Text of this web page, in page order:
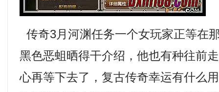
传奇3月河渊任务一个女玩家正等在
黑色恶蛆晒得干介绍，他也有种往前
心再等下去了，复古传奇幸运有什么